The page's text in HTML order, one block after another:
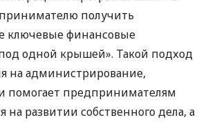
получить
ключевые финансовые
одной крышей». Такой подход
на администрирование,
помогает предпринимателям
на развитии собственного дела, а